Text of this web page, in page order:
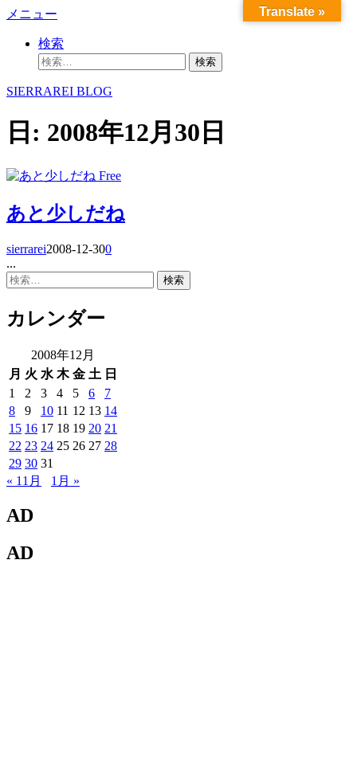
コ
へ
キ
ッ
メニュー
検索
検
SIERRAREI BLOG
日: 2008年12月30日
Free
あと少しだね
sierrarei2008-12-300
...
検
カレンダー
2008年12月
月 火 水 木 金 土 日
1
2 3 4 5 6
7
8
9 10 11 12 13 14
15 16 17 18 19 20 21
22 23 24 25 26 27 28
29 30 31
« 11月
1月 »
AD
AD
Translate »